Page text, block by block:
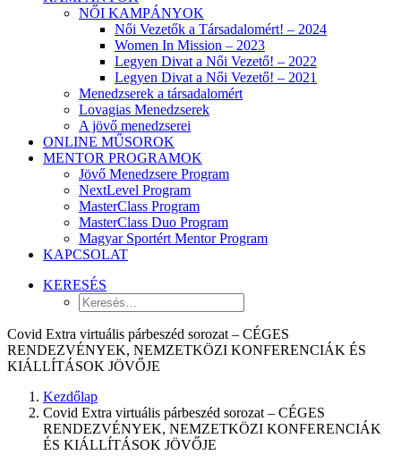
NŐI KAMPÁNYOK
Női Vezetők a Társadalomért! – 2024
Women In Mission – 2023
Legyen Divat a Női Vezető! – 2022
Legyen Divat a Női Vezető! – 2021
Menedzserek a társadalomért
Lovagias Menedzserek
A jövő menedzserei
ONLINE MŰSOROK
MENTOR PROGRAMOK
Jövő Menedzsere Program
NextLevel Program
MasterClass Program
MasterClass Duo Program
Magyar Sportért Mentor Program
KAPCSOLAT
KERESÉS
Covid Extra virtuális párbeszéd sorozat – CÉGES
RENDEZVÉNYEK, NEMZETKÖZI KONFERENCIÁK ÉS
KIÁLLÍTÁSOK JÖVŐJE
Kezdőlap
Covid Extra virtuális párbeszéd sorozat – CÉGES
RENDEZVÉNYEK, NEMZETKÖZI KONFERENCIÁK
ÉS KIÁLLÍTÁSOK JÖVŐJE